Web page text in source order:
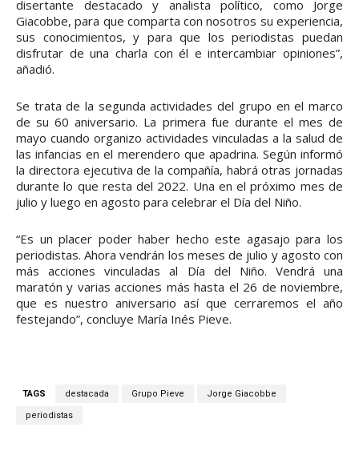
disertante destacado y analista político, como Jorge
Giacobbe, para que comparta con nosotros su experiencia,
sus conocimientos, y para que los periodistas puedan
disfrutar de una charla con él e intercambiar opiniones”,
añadió.
Se trata de la segunda actividades del grupo en el marco
de su 60 aniversario. La primera fue durante el mes de
mayo cuando organizo actividades vinculadas a la salud de
las infancias en el merendero que apadrina. Según informó
la directora ejecutiva de la compañía, habrá otras jornadas
durante lo que resta del 2022. Una en el próximo mes de
julio y luego en agosto para celebrar el Día del Niño.
“Es un placer poder haber hecho este agasajo para los
periodistas. Ahora vendrán los meses de julio y agosto con
más acciones vinculadas al Día del Niño. Vendrá una
maratón y varias acciones más hasta el 26 de noviembre,
que es nuestro aniversario así que cerraremos el año
festejando”, concluye María Inés Pieve.
TAGS destacada Grupo Pieve Jorge Giacobbe
periodistas